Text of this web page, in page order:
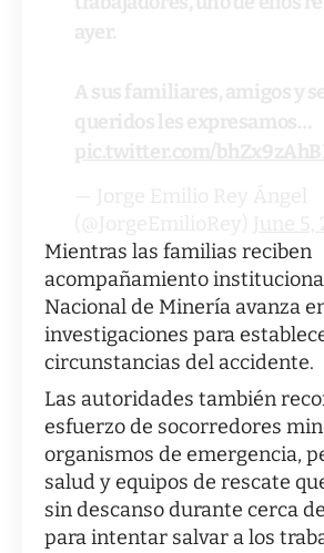
Mientras las familias reciben
acompañamiento
Nacional de Minería avanza
investigaciones para
circunstancias del accidente.
Las autoridades también
esfuerzo de socorredores
organismos de emergencia,
salud y equipos de rescate
sin descanso durante cerca
para intentar salvar a los